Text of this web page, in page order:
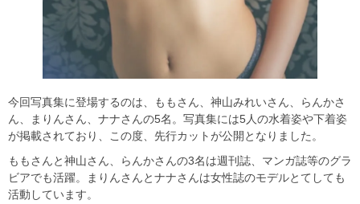
今回写真集に登場するのは、ももさん、神山みれいさん、らんかさ
ん、まりんさん、ナナさんの5名。写真集には5人の水着姿や下着姿
が掲載されており、この度、先行カットが公開となりました。
ももさんと神山さん、らんかさんの3名は週刊誌、マンガ誌等のグラ
ビアでも活躍。まりんさんとナナさんは女性誌のモデルとてしても
活動しています。